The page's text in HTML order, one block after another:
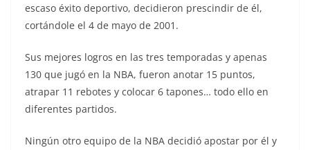
escaso éxito deportivo, decidieron prescindir de él,
cortándole el 4 de mayo de 2001.
Sus mejores logros en las tres temporadas y apenas
130 que jugó en la NBA, fueron anotar 15 puntos,
atrapar 11 rebotes y colocar 6 tapones… todo ello en
diferentes partidos.
Ningún otro equipo de la NBA decidió apostar por él y